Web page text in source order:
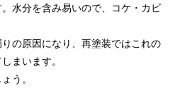
水分を含み易いので、コケ・カビ
の原因になり、再塗装ではこれの
まいます。
う。